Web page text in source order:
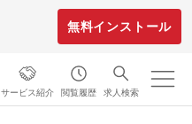
無料インストール
サービス紹介 閲覧履歴 求人検索